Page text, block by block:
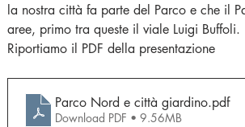
la nostra città fa parte del Parco e che il
aree, primo tra queste il viale Luigi Buffoli.
Riportiamo il PDF della presentazione
Parco Nord e città giardino.pdf
Download PDF • 9.56MB